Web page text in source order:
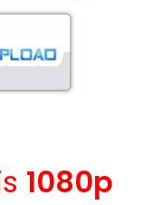
1080p